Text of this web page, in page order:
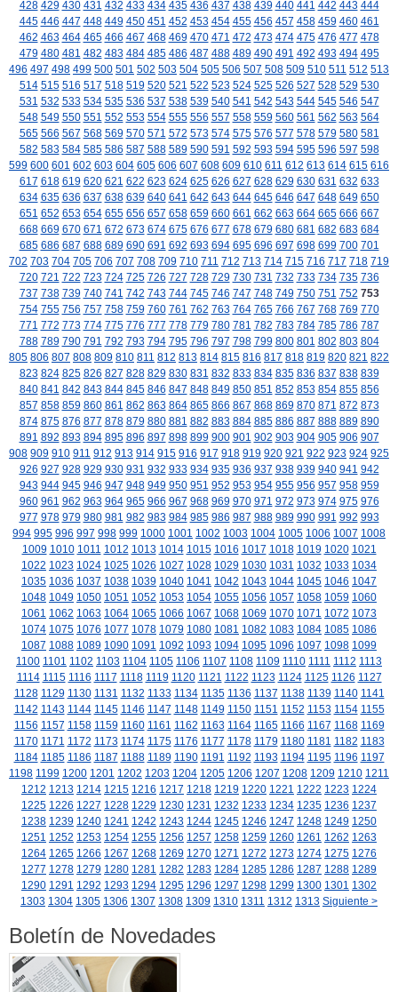
428 429 430 431 432 433 434 435 436 437 438 439 440 441 442 443 444
445 446 447 448 449 450 451 452 453 454 455 456 457 458 459 460 461
462 463 464 465 466 467 468 469 470 471 472 473 474 475 476 477 478
479 480 481 482 483 484 485 486 487 488 489 490 491 492 493 494 495
496 497 498 499 500 501 502 503 504 505 506 507 508 509 510 511 512 513
514 515 516 517 518 519 520 521 522 523 524 525 526 527 528 529 530
531 532 533 534 535 536 537 538 539 540 541 542 543 544 545 546 547
548 549 550 551 552 553 554 555 556 557 558 559 560 561 562 563 564
565 566 567 568 569 570 571 572 573 574 575 576 577 578 579 580 581
582 583 584 585 586 587 588 589 590 591 592 593 594 595 596 597 598
599 600 601 602 603 604 605 606 607 608 609 610 611 612 613 614 615 616
617 618 619 620 621 622 623 624 625 626 627 628 629 630 631 632 633
634 635 636 637 638 639 640 641 642 643 644 645 646 647 648 649 650
651 652 653 654 655 656 657 658 659 660 661 662 663 664 665 666 667
668 669 670 671 672 673 674 675 676 677 678 679 680 681 682 683 684
685 686 687 688 689 690 691 692 693 694 695 696 697 698 699 700 701
702 703 704 705 706 707 708 709 710 711 712 713 714 715 716 717 718 719
720 721 722 723 724 725 726 727 728 729 730 731 732 733 734 735 736
737 738 739 740 741 742 743 744 745 746 747 748 749 750 751 752 753
754 755 756 757 758 759 760 761 762 763 764 765 766 767 768 769 770
771 772 773 774 775 776 777 778 779 780 781 782 783 784 785 786 787
788 789 790 791 792 793 794 795 796 797 798 799 800 801 802 803 804
805 806 807 808 809 810 811 812 813 814 815 816 817 818 819 820 821 822
823 824 825 826 827 828 829 830 831 832 833 834 835 836 837 838 839
840 841 842 843 844 845 846 847 848 849 850 851 852 853 854 855 856
857 858 859 860 861 862 863 864 865 866 867 868 869 870 871 872 873
874 875 876 877 878 879 880 881 882 883 884 885 886 887 888 889 890
891 892 893 894 895 896 897 898 899 900 901 902 903 904 905 906 907
908 909 910 911 912 913 914 915 916 917 918 919 920 921 922 923 924 925
926 927 928 929 930 931 932 933 934 935 936 937 938 939 940 941 942
943 944 945 946 947 948 949 950 951 952 953 954 955 956 957 958 959
960 961 962 963 964 965 966 967 968 969 970 971 972 973 974 975 976
977 978 979 980 981 982 983 984 985 986 987 988 989 990 991 992 993
994 995 996 997 998 999 1000 1001 1002 1003 1004 1005 1006 1007 1008
1009 1010 1011 1012 1013 1014 1015 1016 1017 1018 1019 1020 1021
1022 1023 1024 1025 1026 1027 1028 1029 1030 1031 1032 1033 1034
1035 1036 1037 1038 1039 1040 1041 1042 1043 1044 1045 1046 1047
1048 1049 1050 1051 1052 1053 1054 1055 1056 1057 1058 1059 1060
1061 1062 1063 1064 1065 1066 1067 1068 1069 1070 1071 1072 1073
1074 1075 1076 1077 1078 1079 1080 1081 1082 1083 1084 1085 1086
1087 1088 1089 1090 1091 1092 1093 1094 1095 1096 1097 1098 1099
1100 1101 1102 1103 1104 1105 1106 1107 1108 1109 1110 1111 1112 1113
1114 1115 1116 1117 1118 1119 1120 1121 1122 1123 1124 1125 1126 1127
1128 1129 1130 1131 1132 1133 1134 1135 1136 1137 1138 1139 1140 1141
1142 1143 1144 1145 1146 1147 1148 1149 1150 1151 1152 1153 1154 1155
1156 1157 1158 1159 1160 1161 1162 1163 1164 1165 1166 1167 1168 1169
1170 1171 1172 1173 1174 1175 1176 1177 1178 1179 1180 1181 1182 1183
1184 1185 1186 1187 1188 1189 1190 1191 1192 1193 1194 1195 1196 1197
1198 1199 1200 1201 1202 1203 1204 1205 1206 1207 1208 1209 1210 1211
1212 1213 1214 1215 1216 1217 1218 1219 1220 1221 1222 1223 1224
1225 1226 1227 1228 1229 1230 1231 1232 1233 1234 1235 1236 1237
1238 1239 1240 1241 1242 1243 1244 1245 1246 1247 1248 1249 1250
1251 1252 1253 1254 1255 1256 1257 1258 1259 1260 1261 1262 1263
1264 1265 1266 1267 1268 1269 1270 1271 1272 1273 1274 1275 1276
1277 1278 1279 1280 1281 1282 1283 1284 1285 1286 1287 1288 1289
1290 1291 1292 1293 1294 1295 1296 1297 1298 1299 1300 1301 1302
1303 1304 1305 1306 1307 1308 1309 1310 1311 1312 1313 Siguiente >
Boletín de Novedades